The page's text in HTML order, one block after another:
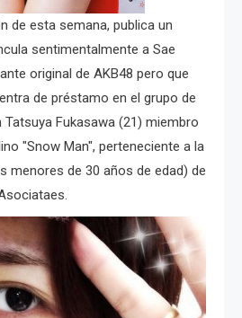
de esta semana, publica un
sentimentalmente a Sae
original de AKB48 pero que
de préstamo en el grupo de
Tatsuya Fukasawa (21) miembro
"Snow Man", perteneciente a la
menores de 30 años de edad) de